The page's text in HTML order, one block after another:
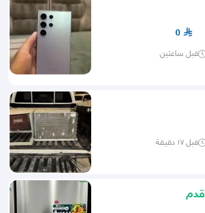
0
قبل ساعتين
قبل ١٧ دقيقة